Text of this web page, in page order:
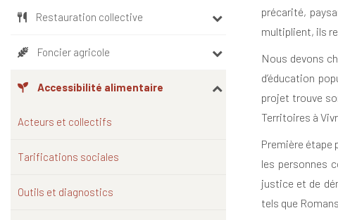
précarité,
multiplient, ils
Nous devons
d’éducation
projet trouve
Territoires à
Première étape
les personnes
justice et de
tels que
Restauration collective
Foncier agricole
Accessibilité alimentaire
Acteurs et collectifs
Tarifications sociales
Outils et diagnostics